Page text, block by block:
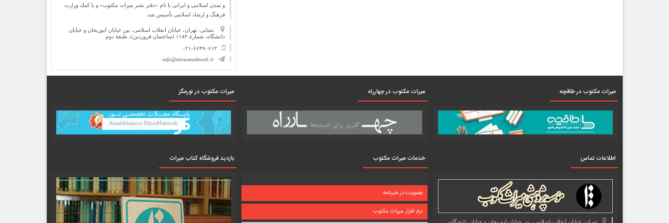
و تمدن اسلامی و ایرانی با نام «دفتر نشر میراث مكتوب» و با كمك وزارت
فرهنگ و ارشاد اسلامی تأسیس شد.
نشانی: تهران، خیابان انقلاب اسلامی، بین خیابان ابوریحان و خیابان
دانشگاه، شمارۀ ۱۱۸۲ (ساختمان فروردین)، طبقۀ دوم
۰۲۱-۶۶۴۹۰۶۱۲
info@mirasmaktoob.ir
میرات مکتوب در طاقچه
اطلاعات تماس
تهران، خیابان انقلاب اسلامی، بین خیابان ابوریحان و خیابان دانشگاه،
میرات مکتوب در چهارراه
خدمات میراث مکتوب
عضویت در خبرنامه
نرم افزار میراث مکتوب
میرات مکتوب در نورمگز
Ketabkhaneye MirasMaktoob
بازدید فروشگاه کتاب میراث